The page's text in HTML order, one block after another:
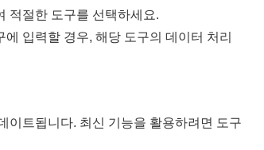
적절한 도구를 선택하세요.
입력할 경우, 해당 도구의 데이터 처리
이트됩니다. 최신 기능을 활용하려면 도구